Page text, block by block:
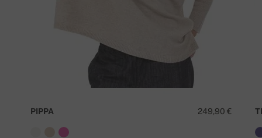
249,90 €
PIPPA